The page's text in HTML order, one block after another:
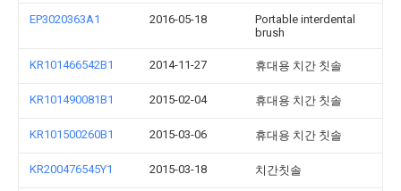
EP3020363A1 2016-05-18
Portable interdental
brush
KR101466542B1 2014-11-27 휴대용 치간 칫솔
KR101490081B1 2015-02-04 휴대용 치간 칫솔
KR101500260B1 2015-03-06 휴대용 치간 칫솔
KR200476545Y1 2015-03-18 치간칫솔